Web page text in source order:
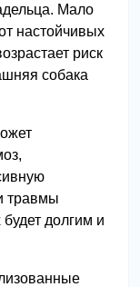
Мало
настойчивых
риск
собака
травмы
долгим и